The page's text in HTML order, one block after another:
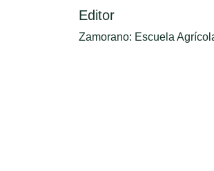
Editor
Zamorano: Escuela